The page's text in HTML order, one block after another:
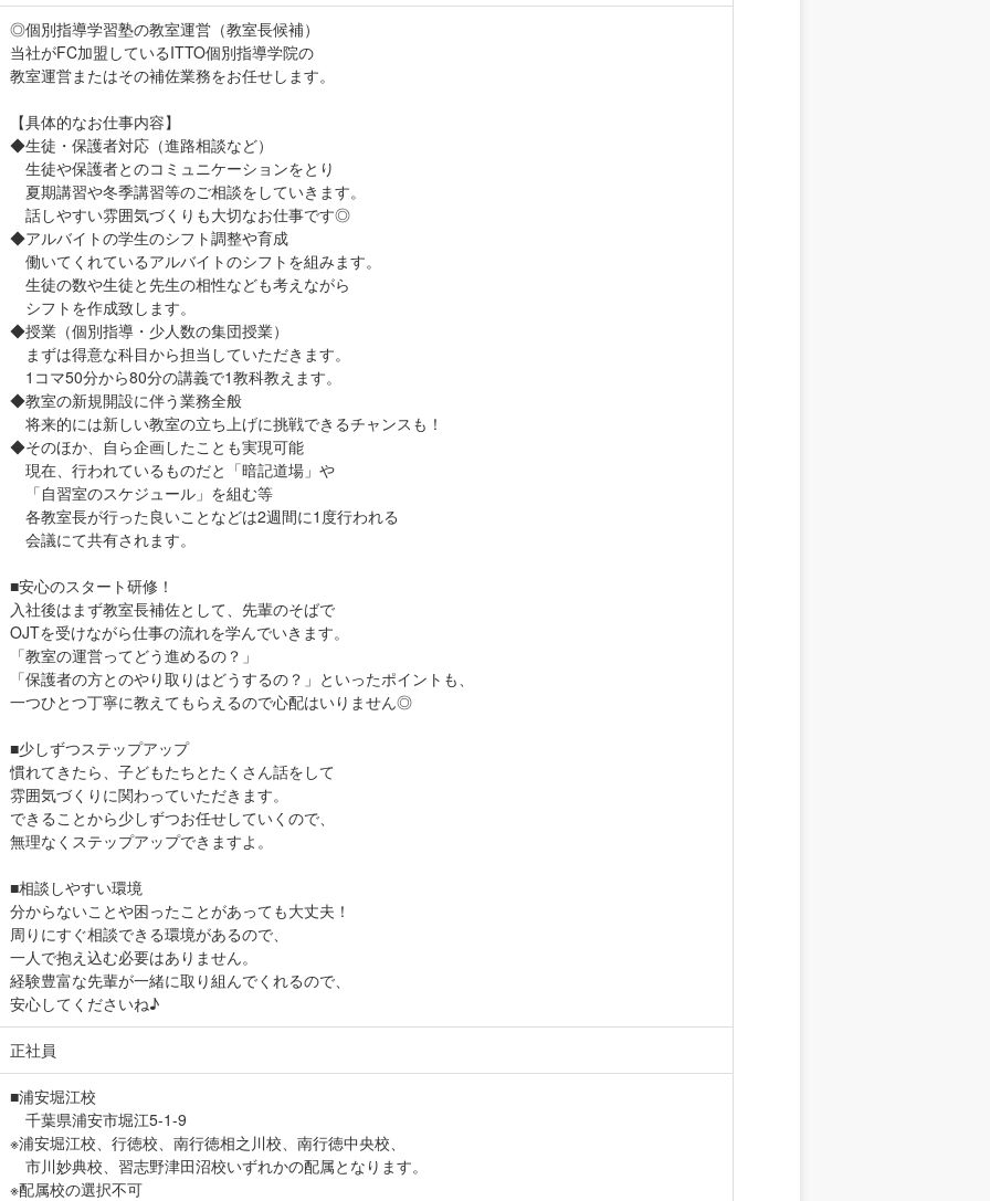
◎個別指導学習塾の教室運営（教室長候補）
当社がFC加盟しているITTO個別指導学院の
教室運営またはその補佐業務をお任せします。
【具体的なお仕事内容】
◆生徒・保護者対応（進路相談など）
生徒や保護者とのコミュニケーションをとり
夏期講習や冬季講習等のご相談をしていきます。
話しやすい雰囲気づくりも大切なお仕事です◎
◆アルバイトの学生のシフト調整や育成
働いてくれているアルバイトのシフトを組みます。
生徒の数や生徒と先生の相性なども考えながら
シフトを作成致します。
◆授業（個別指導・少人数の集団授業）
まずは得意な科目から担当していただきます。
1コマ50分から80分の講義で1教科教えます。
◆教室の新規開設に伴う業務全般
将来的には新しい教室の立ち上げに挑戦できるチャンスも！
◆そのほか、自ら企画したことも実現可能
現在、行われているものだと「暗記道場」や
「自習室のスケジュール」を組む等
各教室長が行った良いことなどは2週間に1度行われる
会議にて共有されます。
■安心のスタート研修！
入社後はまず教室長補佐として、先輩のそばで
OJTを受けながら仕事の流れを学んでいきます。
「教室の運営ってどう進めるの？」
「保護者の方とのやり取りはどうするの？」といったポイントも、
一つひとつ丁寧に教えてもらえるので心配はいりません◎
■少しずつステップアップ
慣れてきたら、子どもたちとたくさん話をして
雰囲気づくりに関わっていただきます。
できることから少しずつお任せしていくので、
無理なくステップアップできますよ。
■相談しやすい環境
分からないことや困ったことがあっても大丈夫！
周りにすぐ相談できる環境があるので、
一人で抱え込む必要はありません。
経験豊富な先輩が一緒に取り組んでくれるので、
安心してくださいね♪
正社員
■浦安堀江校
千葉県浦安市堀江5-1-9
※浦安堀江校、行徳校、南行徳相之川校、南行徳中央校、
市川妙典校、習志野津田沼校いずれかの配属となります。
※配属校の選択不可